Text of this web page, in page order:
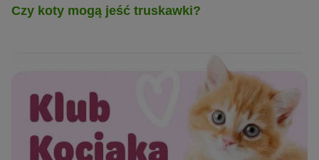
Czy koty mogą jeść truskawki?